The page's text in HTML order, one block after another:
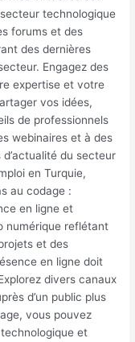
technologique
forums et des
des dernières
Engagez des
expertise et votre
vos idées,
de professionnels
webinaires et à des
du secteur
en Turquie,
au codage :
en ligne et
numérique reflétant
et des
en ligne doit
divers canaux
d’un public plus
vous pouvez
et